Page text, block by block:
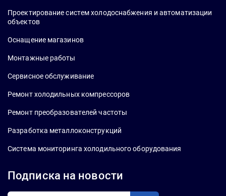
Проектирование систем холодоснабжения и автоматизации
объектов
Оснащение магазинов
Монтажные работы
Сервисное обслуживание
Ремонт холодильных компрессоров
Ремонт преобразователей частоты
Разработка металлоконструкций
Система мониторинга холодильного оборудования
Подписка на новости